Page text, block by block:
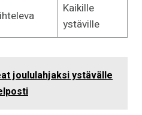
Kaikille
ystäville
joululahjaksi ystävälle